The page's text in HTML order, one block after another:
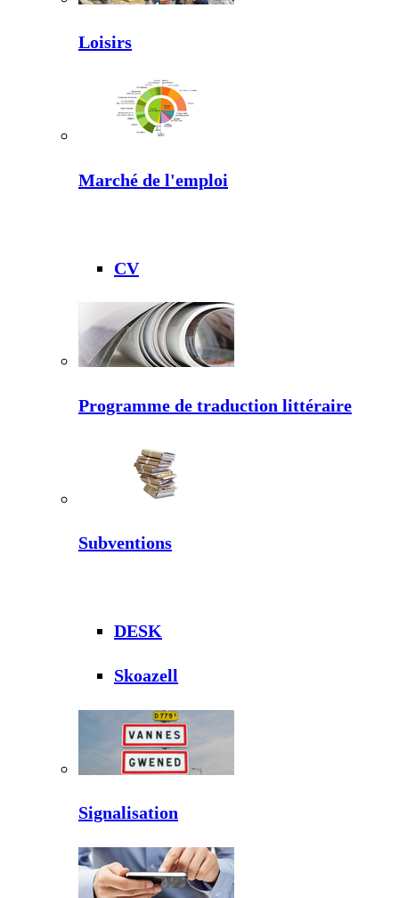
Loisirs
Marché de l'emploi
CV
Programme de traduction littéraire
Subventions
DESK
Skoazell
Signalisation